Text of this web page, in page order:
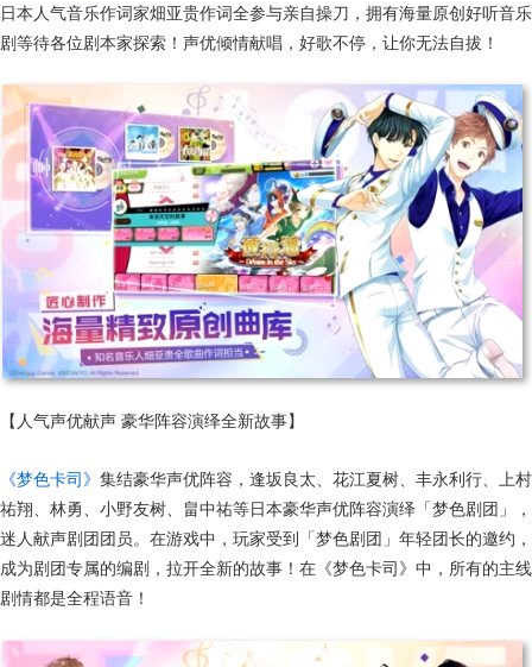
日本人气音乐作词家畑亚贵作词全参与亲自操刀，拥有海量原创好听音乐
剧等待各位剧本家探索！声优倾情献唱，好歌不停，让你无法自拔！
【人气声优献声 豪华阵容演绎全新故事】
《梦色卡司》 集结豪华声优阵容，逢坂良太、花江夏树、丰永利行、上村
祐翔、林勇、小野友树、畠中祐等日本豪华声优阵容演绎「梦色剧团」，
迷人献声剧团团员。在游戏中，玩家受到「梦色剧团」年轻团长的邀约，
成为剧团专属的编剧，拉开全新的故事！在《梦色卡司》中，所有的主线
剧情都是全程语音！